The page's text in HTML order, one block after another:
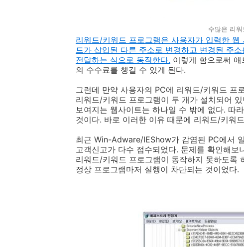
수많은 리
리워드/키워드 프로그램은 사용자가 입력한
드가 삽입된 다른 주소로 변경하고 변경된 주
전달하는 식으로 동작한다. 이렇게 함으로써
의 수수료를 챙길 수 있게 된다.
그런데 만약 사용자의 PC에 리워드/키워드 프
리워드/키워드 프로그램이 두 개가 설치되어
보여지는 웹사이트는 하나일 수 밖에 없다. 따
것이다. 바로 이러한 이유 때문에 리워드/키워
최근 Win-Adware/IEShow가 감염된 PC에서
고객신고가 다수 접수되었다. 문제를 확인해
리워드/키워드 프로그램이 동작하지 못하도록
정상 프로그램마저 실행이 차단되는 것이었다.